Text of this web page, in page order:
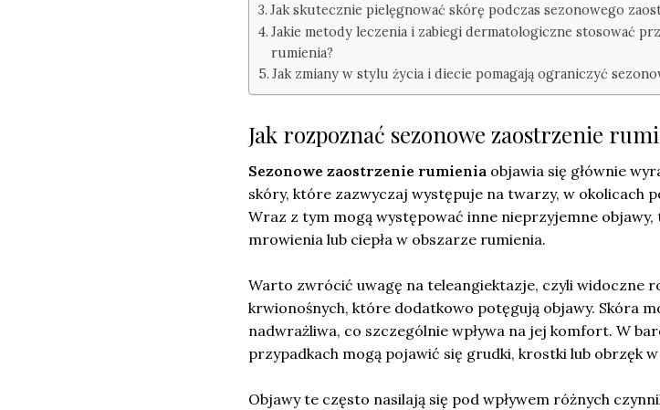
Jak skutecznie pielęgnować skórę podczas sezonowego
Jakie metody leczenia i zabiegi dermatologiczne stosować
rumienia?
Jak zmiany w stylu życia i diecie pomagają ograniczyć
Jak rozpoznać sezonowe zaostrzenie
Sezonowe zaostrzenie rumienia objawia się głównie
skóry, które zazwyczaj występuje na twarzy, w okolicach
Wraz z tym mogą występować inne nieprzyjemne objawy,
mrowienia lub ciepła w obszarze rumienia.
Warto zwrócić uwagę na teleangiektazje, czyli widoczne
krwionośnych, które dodatkowo potęgują objawy. Skóra
nadwrażliwa, co szczególnie wpływa na jej komfort. W
przypadkach mogą pojawić się grudki, krostki lub obrzęk
Objawy te często nasilają się pod wpływem różnych